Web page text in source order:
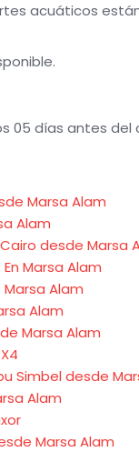
acuáticos
05 días antes del
Marsa Alam
Alam
desde Marsa
Marsa Alam
Marsa Alam
Alam
Marsa Alam
Simbel desde
Alam
Marsa Alam